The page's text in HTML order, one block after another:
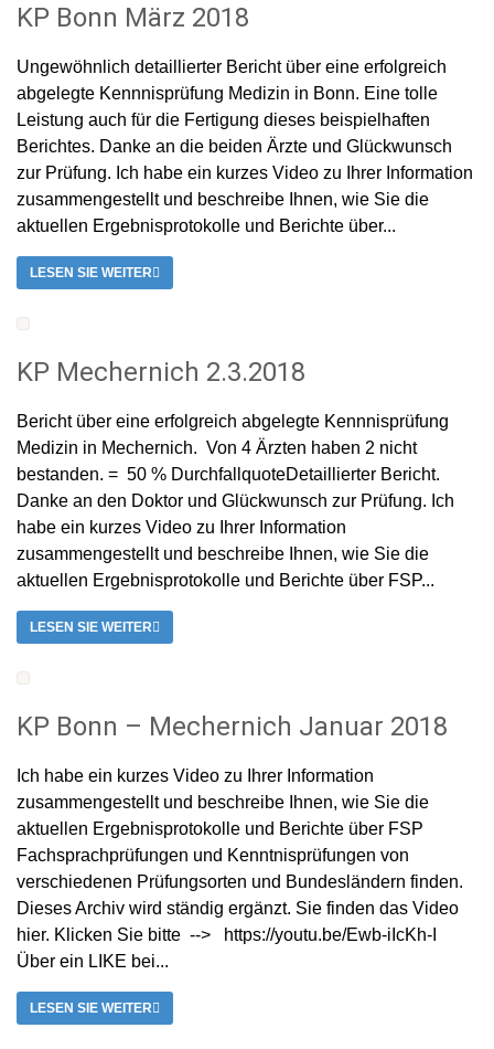
KP Bonn März 2018
Ungewöhnlich detaillierter Bericht über eine erfolgreich
abgelegte Kennnisprüfung Medizin in Bonn. Eine tolle
Leistung auch für die Fertigung dieses beispielhaften
Berichtes. Danke an die beiden Ärzte und Glückwunsch
zur Prüfung. Ich habe ein kurzes Video zu Ihrer Information
zusammengestellt und beschreibe Ihnen, wie Sie die
aktuellen Ergebnisprotokolle und Berichte über...
LESEN SIE WEITER
KP Mechernich 2.3.2018
Bericht über eine erfolgreich abgelegte Kennnisprüfung
Medizin in Mechernich. Von 4 Ärzten haben 2 nicht
bestanden. = 50 % DurchfallquoteDetaillierter Bericht.
Danke an den Doktor und Glückwunsch zur Prüfung. Ich
habe ein kurzes Video zu Ihrer Information
zusammengestellt und beschreibe Ihnen, wie Sie die
aktuellen Ergebnisprotokolle und Berichte über FSP...
LESEN SIE WEITER
KP Bonn – Mechernich Januar 2018
Ich habe ein kurzes Video zu Ihrer Information
zusammengestellt und beschreibe Ihnen, wie Sie die
aktuellen Ergebnisprotokolle und Berichte über FSP
Fachsprachprüfungen und Kenntnisprüfungen von
verschiedenen Prüfungsorten und Bundesländern finden.
Dieses Archiv wird ständig ergänzt. Sie finden das Video
hier. Klicken Sie bitte --> https://youtu.be/Ewb-iIcKh-I
Über ein LIKE bei...
LESEN SIE WEITER